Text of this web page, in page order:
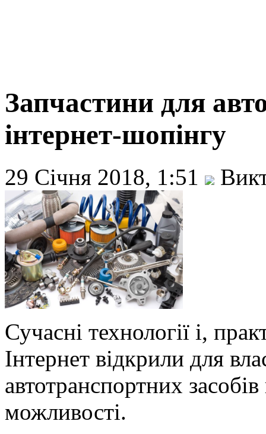
Запчастини для
інтернет-шопінгу
29 Січня 2018, 1:51
Сучасні технології і,
Інтернет відкрили для
автотранспортних
можливості.